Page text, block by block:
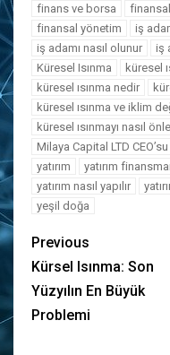
finans ve borsa
finansal yönetim
iş
iş adamı nasıl olunur
iş
Küresel Isınma
küresel
küresel ısınma nedir
küresel ısınma ve iklim
küresel ısınmayı nasıl
Milaya Capital LTD
yatırım
yatırım
yatırım nasıl yapılır
yeşil doğa
Previous
Kürsel Isınma: Son
Yüzyılın En Büyük
Problemi